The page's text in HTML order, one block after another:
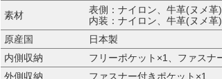
素材
表側：ナイロン、牛革(ヌメ革)
内装：ナイロン、牛革(ヌメ革)
原産国
日本製
内側収納
フリーポケット×1、ファスナ
外側収納
ファスナー付きポケット×1